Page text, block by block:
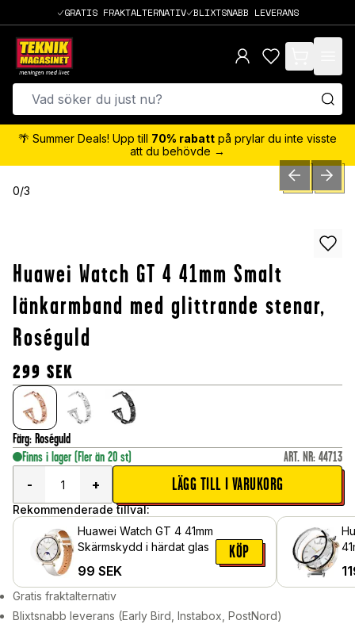
GRATIS FRAKTALTERNATIV BLIXTSNABB LEVERANS
items in cart,
🌴 Summer Deals! Upp till 70% rabatt på prylar du inte visste
att du behövde →
0/3 PREVIOUSNEXT
Huawei Watch GT 4 41mm Smalt
länkarmband med glittrande stenar,
Roséguld
299 SEK
Färg: Roséguld
Finns i lager (Fler än 20 st) ART. NR: 44713
-
+ LÄGG TILL I VARUKORG
Rekommenderade tillval:
Huawei Watch GT 4 41mm
Skärmskydd i härdat glas
99 SEK
KÖP
Gratis fraktalternativ
Blixtsnabb leverans (Early Bird, Instabox, PostNord)